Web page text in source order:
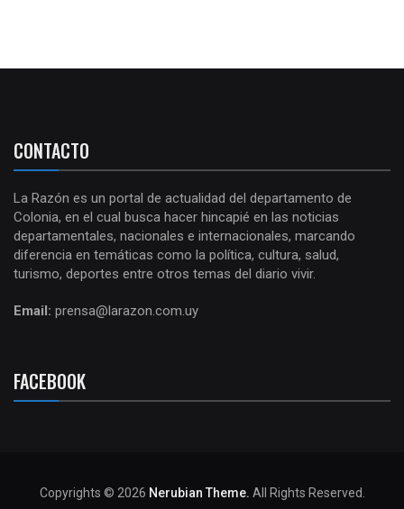
CONTACTO
La Razón es un portal de actualidad del departamento de
Colonia, en el cual busca hacer hincapié en las noticias
departamentales, nacionales e internacionales, marcando
diferencia en temáticas como la política, cultura, salud,
turismo, deportes entre otros temas del diario vivir.
Email: prensa@larazon.com.uy
FACEBOOK
Copyrights © 2026 Nerubian Theme. All Rights Reserved.